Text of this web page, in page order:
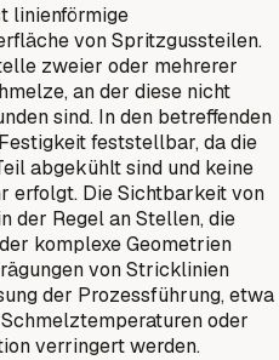
linienförmige
von Spritzgussteilen.
zweier oder mehrerer
an der diese nicht
sind. In den betreffenden
feststellbar, da die
abgekühlt sind und keine
erfolgt. Die Sichtbarkeit von
der Regel an Stellen, die
komplexe Geometrien
von Stricklinien
der Prozessführung, etwa
oder
verringert werden.